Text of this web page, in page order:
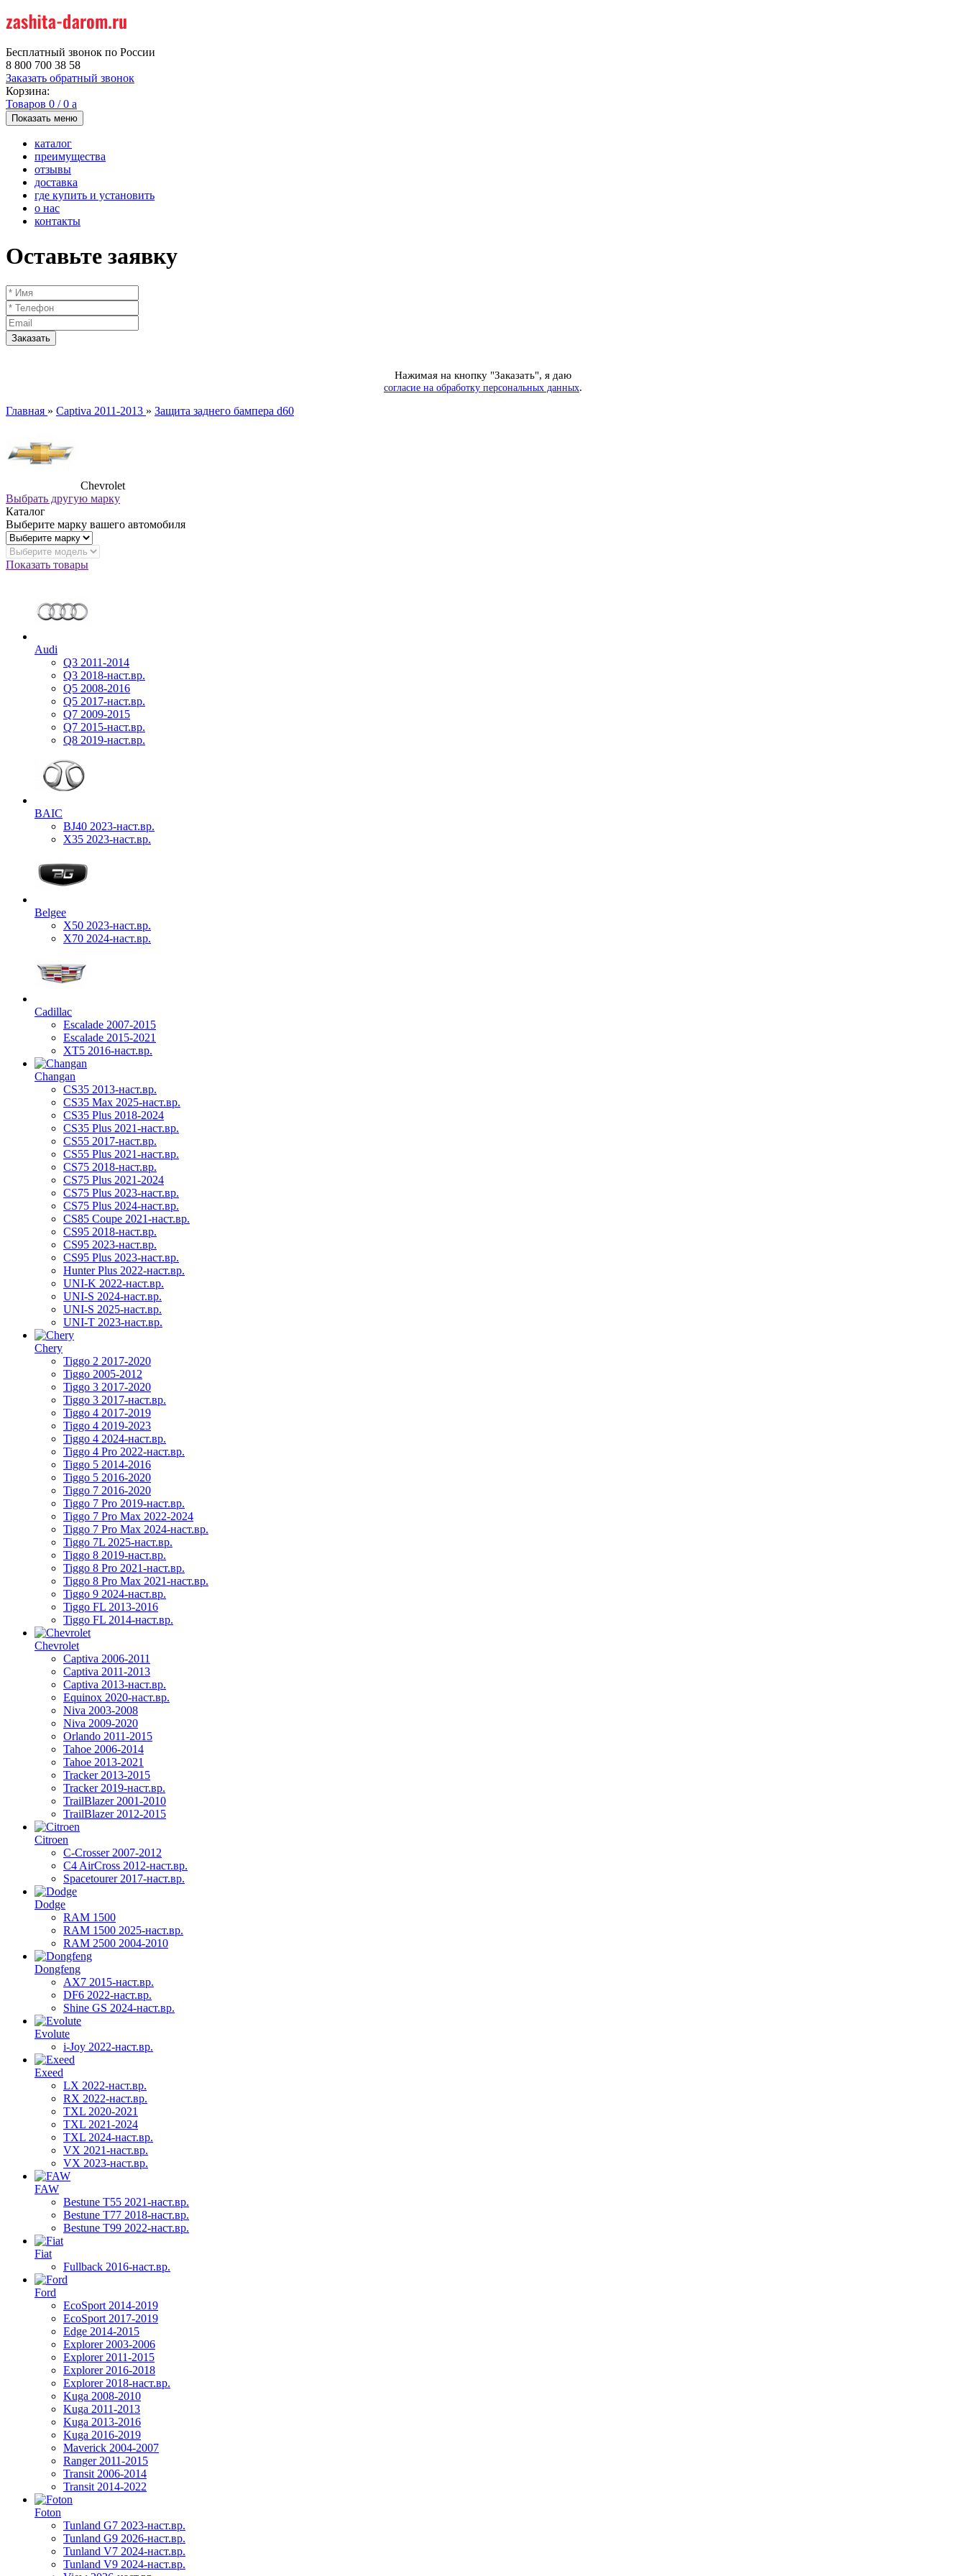
Бесплатный звонок по России
8 800 700 38 58
Заказать обратный звонок
Корзина:
Товаров 0 /0 a
Показать меню
каталог
преимущества
отзывы
доставка
где купить и установить
о нас
контакты
Оставьте заявку
Нажимая на кнопку "Заказать", я даю
согласие на обработку персональных данных.
Главная » Captiva 2011-2013 » Защита заднего бампера d60
Chevrolet
Выбрать другую марку
Каталог
Выберите марку вашего автомобиля
Показать товары
Audi
Q3 2011-2014
Q3 2018-наст.вр.
Q5 2008-2016
Q5 2017-наст.вр.
Q7 2009-2015
Q7 2015-наст.вр.
Q8 2019-наст.вр.
BAIC
BJ40 2023-наст.вр.
X35 2023-наст.вр.
Belgee
X50 2023-наст.вр.
X70 2024-наст.вр.
Cadillac
Escalade 2007-2015
Escalade 2015-2021
XT5 2016-наст.вр.
Changan
CS35 2013-наст.вр.
CS35 Max 2025-наст.вр.
CS35 Plus 2018-2024
CS35 Plus 2021-наст.вр.
CS55 2017-наст.вр.
CS55 Plus 2021-наст.вр.
CS75 2018-наст.вр.
CS75 Plus 2021-2024
CS75 Plus 2023-наст.вр.
CS75 Plus 2024-наст.вр.
CS85 Coupe 2021-наст.вр.
CS95 2018-наст.вр.
CS95 2023-наст.вр.
CS95 Plus 2023-наст.вр.
Hunter Plus 2022-наст.вр.
UNI-K 2022-наст.вр.
UNI-S 2024-наст.вр.
UNI-S 2025-наст.вр.
UNI-T 2023-наст.вр.
Chery
Tiggo 2 2017-2020
Tiggo 2005-2012
Tiggo 3 2017-2020
Tiggo 3 2017-наст.вр.
Tiggo 4 2017-2019
Tiggo 4 2019-2023
Tiggo 4 2024-наст.вр.
Tiggo 4 Pro 2022-наст.вр.
Tiggo 5 2014-2016
Tiggo 5 2016-2020
Tiggo 7 2016-2020
Tiggo 7 Pro 2019-наст.вр.
Tiggo 7 Pro Max 2022-2024
Tiggo 7 Pro Max 2024-наст.вр.
Tiggo 7L 2025-наст.вр.
Tiggo 8 2019-наст.вр.
Tiggo 8 Pro 2021-наст.вр.
Tiggo 8 Pro Max 2021-наст.вр.
Tiggo 9 2024-наст.вр.
Tiggo FL 2013-2016
Tiggo FL 2014-наст.вр.
Chevrolet
Captiva 2006-2011
Captiva 2011-2013
Captiva 2013-наст.вр.
Equinox 2020-наст.вр.
Niva 2003-2008
Niva 2009-2020
Orlando 2011-2015
Tahoe 2006-2014
Tahoe 2013-2021
Tracker 2013-2015
Tracker 2019-наст.вр.
TrailBlazer 2001-2010
TrailBlazer 2012-2015
Citroen
C-Crosser 2007-2012
C4 AirCross 2012-наст.вр.
Spacetourer 2017-наст.вр.
Dodge
RAM 1500
RAM 1500 2025-наст.вр.
RAM 2500 2004-2010
Dongfeng
AX7 2015-наст.вр.
DF6 2022-наст.вр.
Shine GS 2024-наст.вр.
Evolute
i-Joy 2022-наст.вр.
Exeed
LX 2022-наст.вр.
RX 2022-наст.вр.
TXL 2020-2021
TXL 2021-2024
TXL 2024-наст.вр.
VX 2021-наст.вр.
VX 2023-наст.вр.
FAW
Bestune T55 2021-наст.вр.
Bestune T77 2018-наст.вр.
Bestune T99 2022-наст.вр.
Fiat
Fullback 2016-наст.вр.
Ford
EcoSport 2014-2019
EcoSport 2017-2019
Edge 2014-2015
Explorer 2003-2006
Explorer 2011-2015
Explorer 2016-2018
Explorer 2018-наст.вр.
Kuga 2008-2010
Kuga 2011-2013
Kuga 2013-2016
Kuga 2016-2019
Maverick 2004-2007
Ranger 2011-2015
Transit 2006-2014
Transit 2014-2022
Foton
Tunland G7 2023-наст.вр.
Tunland G9 2026-наст.вр.
Tunland V7 2024-наст.вр.
Tunland V9 2024-наст.вр.